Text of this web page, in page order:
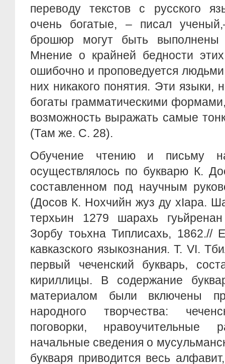
переводу текстов с русского
очень богатые, – писал
брошюр могут быть
Мнение о крайней бедности
ошибочно и проповедуется
них никакого понятия. Эти языки,
богаты грамматическими
возможность выражать самые
(Там же. С. 28).
Обучение чтению и письму
осуществлялось по букварю К.
составленном под научным
(Досов К. Нохчийн жуз ду хIара.
терхьин 1279 шарахь
Зорбу тоьхна Типлисахь, 1862.//
кавказского языкознания. Т. VI.
первый чеченский букварь,
кириллицы. В содержание
материалом были включены
народного творчества:
поговорки,
начальные сведения о
букваря приводится весь